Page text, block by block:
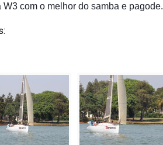
W3 com o melhor do samba e pagode.